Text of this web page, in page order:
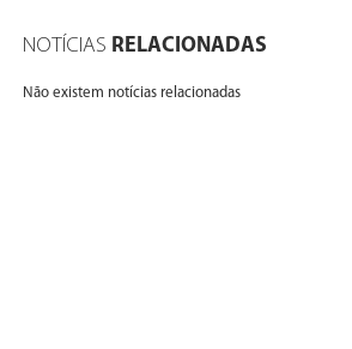
NOTÍCIAS RELACIONADAS
Não existem notícias relacionadas